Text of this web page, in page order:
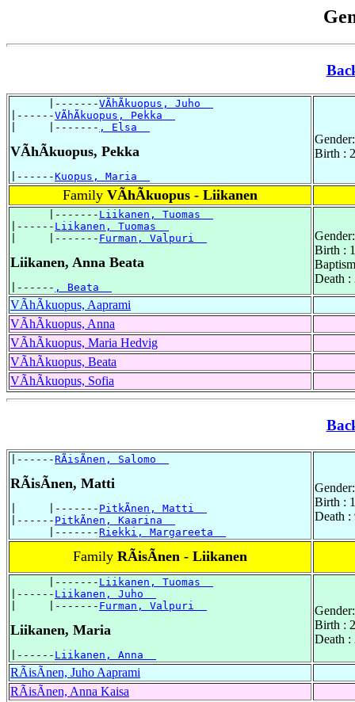
      |-------
VÃhÃkuopus, Juho
|------VÃhÃkuopus, Pekka
|     |------- , Elsa
VÃhÃkuopus, Pekka
|------Kuopus, Maria
Birth :
Family VÃhÃkuopus - Liikanen
      |-------
Liikanen, Tuomas
|------ Liikanen, Tuomas
|     |------- Furman, Valpuri
Liikanen, Anna Beata
|------ , Beata
Birth :
Death :
VÃhÃkuopus, Aaprami
VÃhÃkuopus, Anna
VÃhÃkuopus, Maria Hedvig
VÃhÃkuopus, Beata
VÃhÃkuopus, Sofia
|------RÃisÃnen, Salomo
RÃisÃnen, Matti
|     |------- PitkÃnen, Matti
|------ PitkÃnen, Kaarina
      |-------
Riekki, Margareeta
Birth :
Death
Family RÃisÃnen - Liikanen
      |-------
Liikanen, Tuomas
|------ Liikanen, Juho
|     |------- Furman, Valpuri
Liikanen, Maria
|------ Liikanen, Anna
Birth :
Death :
RÃisÃnen, Juho Aaprami
RÃisÃnen, Anna Kaisa